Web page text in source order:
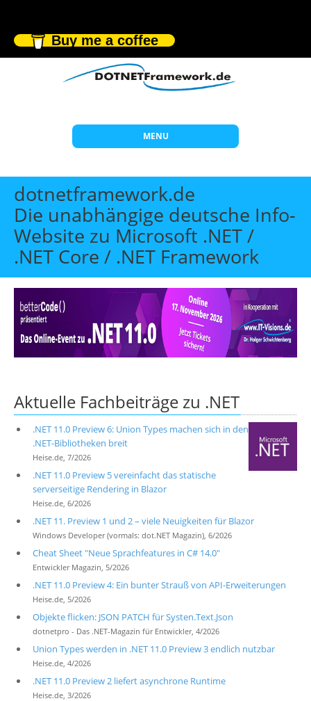
Buy me a coffee
MENU
Start
Themen
Beratung
Individuelle Schulungen
Offene Seminare
Wissen
Über uns
Suche
dotnetframework.de
Die unabhängige deutsche Info-
Website zu Microsoft .NET /
.NET Core / .NET Framework
Aktuelle Fachbeiträge zu .NET
.NET 11.0 Preview 6: Union Types machen sich in den
.NET-Bibliotheken breit
Heise.de, 7/2026
.NET 11.0 Preview 5 vereinfacht das statische
serverseitige Rendering in Blazor
Heise.de, 6/2026
.NET 11. Preview 1 und 2 – viele Neuigkeiten für Blazor
Windows Developer (vormals: dot.NET Magazin), 6/2026
Cheat Sheet "Neue Sprachfeatures in C# 14.0"
Entwickler Magazin, 5/2026
.NET 11.0 Preview 4: Ein bunter Strauß von API-Erweiterungen
Heise.de, 5/2026
Objekte flicken: JSON PATCH für Systen.Text.Json
dotnetpro - Das .NET-Magazin für Entwickler, 4/2026
Union Types werden in .NET 11.0 Preview 3 endlich nutzbar
Heise.de, 4/2026
.NET 11.0 Preview 2 liefert asynchrone Runtime
Heise.de, 3/2026